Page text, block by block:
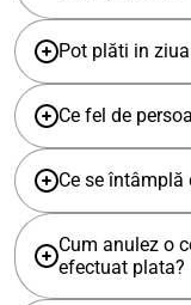
Pot plăti in
Ce fel de
Ce se
Cum anulez o
efectuat plata?